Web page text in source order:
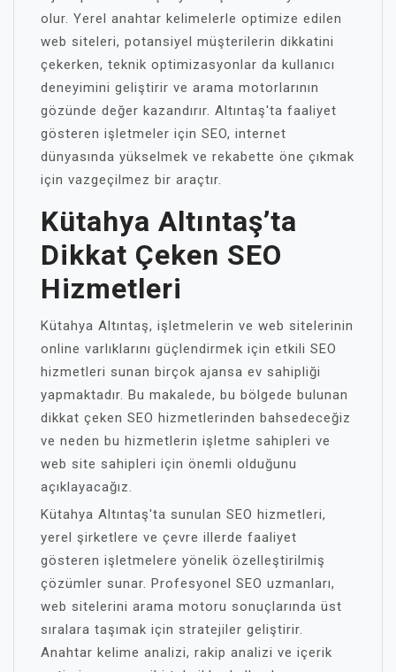
olur. Yerel anahtar kelimelerle optimize edilen
web siteleri, potansiyel müşterilerin dikkatini
çekerken, teknik optimizasyonlar da kullanıcı
deneyimini geliştirir ve arama motorlarının
gözünde değer kazandırır. Altıntaş'ta faaliyet
gösteren işletmeler için SEO, internet
dünyasında yükselmek ve rekabette öne çıkmak
için vazgeçilmez bir araçtır.
Kütahya Altıntaş’ta
Dikkat Çeken SEO
Hizmetleri
Kütahya Altıntaş, işletmelerin ve web sitelerinin
online varlıklarını güçlendirmek için etkili SEO
hizmetleri sunan birçok ajansa ev sahipliği
yapmaktadır. Bu makalede, bu bölgede bulunan
dikkat çeken SEO hizmetlerinden bahsedeceğiz
ve neden bu hizmetlerin işletme sahipleri ve
web site sahipleri için önemli olduğunu
açıklayacağız.
Kütahya Altıntaş'ta sunulan SEO hizmetleri,
yerel şirketlere ve çevre illerde faaliyet
gösteren işletmelere yönelik özelleştirilmiş
çözümler sunar. Profesyonel SEO uzmanları,
web sitelerini arama motoru sonuçlarında üst
sıralara taşımak için stratejiler geliştirir.
Anahtar kelime analizi, rakip analizi ve içerik